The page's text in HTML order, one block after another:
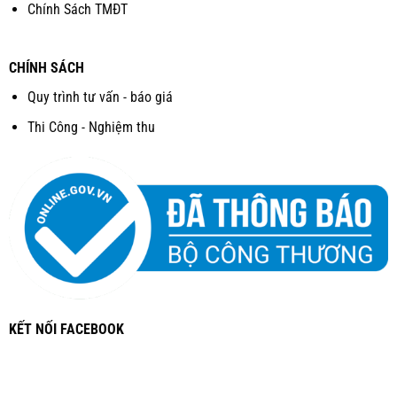
Chính Sách TMĐT
CHÍNH SÁCH
Quy trình tư vấn - báo giá
Thi Công - Nghiệm thu
KẾT NỐI FACEBOOK